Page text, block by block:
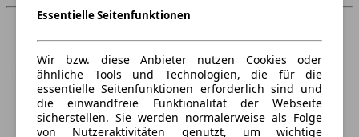
Essentielle Seitenfunktionen
Wir bzw. diese Anbieter nutzen Cookies oder
ähnliche Tools und Technologien, die für die
essentielle Seitenfunktionen erforderlich sind und
die einwandfreie Funktionalität der Webseite
sicherstellen. Sie werden normalerweise als Folge
von Nutzeraktivitäten genutzt, um wichtige